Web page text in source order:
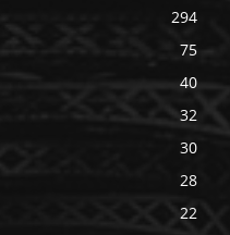
294
75
40
32
30
28
22